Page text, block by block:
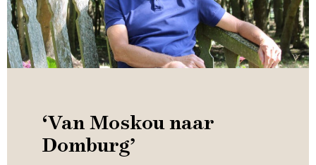
‘Van Moskou naar
Domburg’